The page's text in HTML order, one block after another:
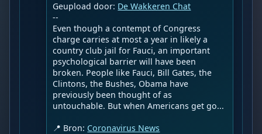
Geupload door: De Wakkeren Chat
--
Even though a contempt of Congress
charge carries at most a year in likely a
country club jail for Fauci, an important
psychological barrier will have been
broken. People like Fauci, Bill Gates, the
Clintons, the Bushes, Obama have
previously been thought of as
untouchable. But when Americans get go...
📍 Bron: Coronavirus News